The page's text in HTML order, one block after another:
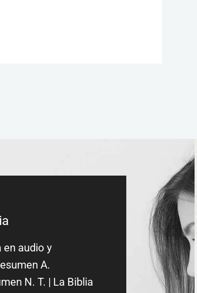
en audio y
A.
N. T. | La Biblia